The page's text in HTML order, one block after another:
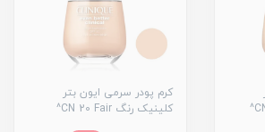
کرم پودر سرمی ایون بتر
کلینیک رنگ CN 20 Fair^